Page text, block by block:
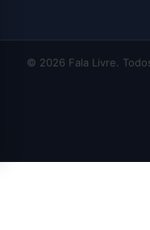
© 2026 Fala Livre.